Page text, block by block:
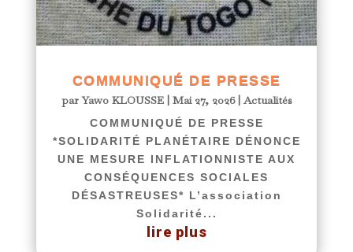
COMMUNIQUÉ DE PRESSE
parYawo KLOUSSE| Mai 27, 2026|Actualités
COMMUNIQUÉ DE PRESSE
*SOLIDARITÉ PLANÉTAIRE DÉNONCE
UNE MESURE INFLATIONNISTE AUX
CONSÉQUENCES SOCIALES
DÉSASTREUSES* L’association
Solidarité...
lire plus